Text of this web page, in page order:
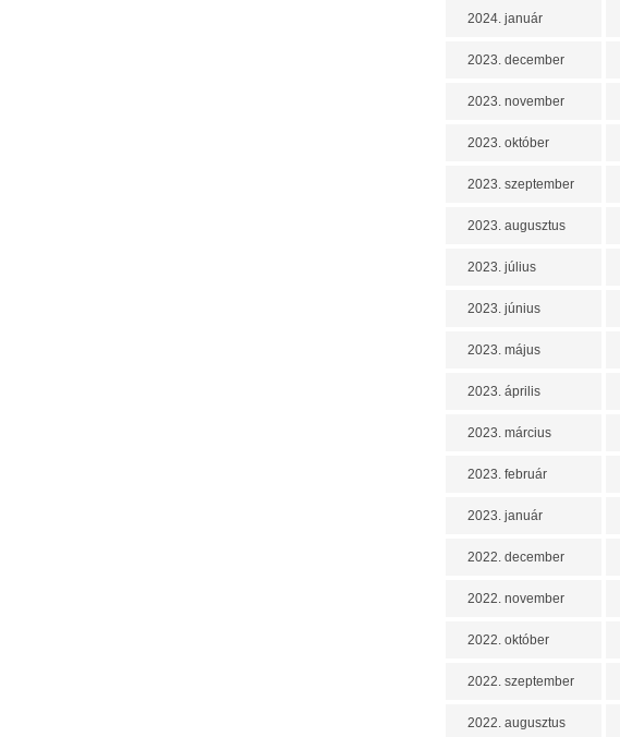
2024. január
2023. december
2023. november
2023. október
2023. szeptember
2023. augusztus
2023. július
2023. június
2023. május
2023. április
2023. március
2023. február
2023. január
2022. december
2022. november
2022. október
2022. szeptember
2022. augusztus